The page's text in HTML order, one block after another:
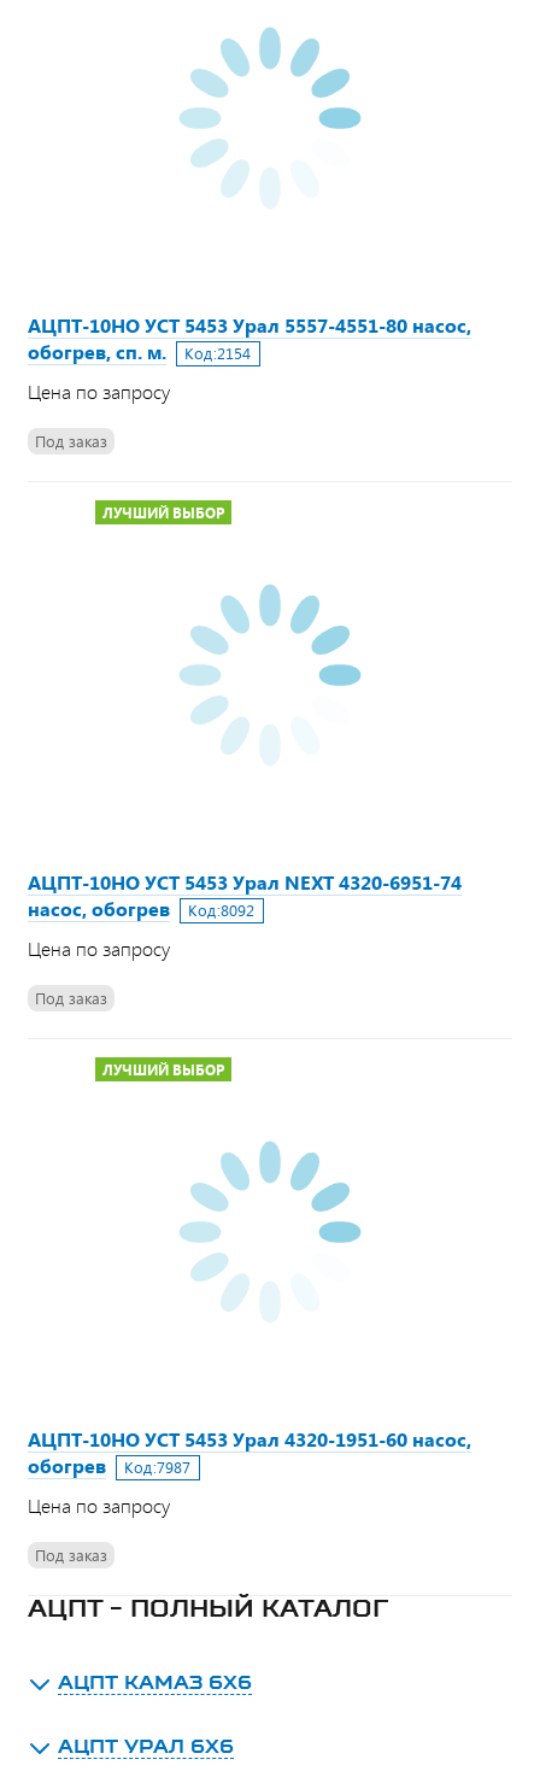
АЦПТ-10НО УСТ 5453 Урал 5557-4551-80 насос,
обогрев, сп. м.
Код:2154
Цена по запросу
Под заказ
ЛУЧШИЙ ВЫБОР
АЦПТ-10НО УСТ 5453 Урал NEXT 4320-6951-74
насос, обогрев
Код:8092
Цена по запросу
Под заказ
ЛУЧШИЙ ВЫБОР
АЦПТ-10НО УСТ 5453 Урал 4320-1951-60 насос,
обогрев
Код:7987
Цена по запросу
Под заказ
АЦПТ - ПОЛНЫЙ КАТАЛОГ
АЦПТ КАМАЗ 6Х6
АЦПТ УРАЛ 6Х6